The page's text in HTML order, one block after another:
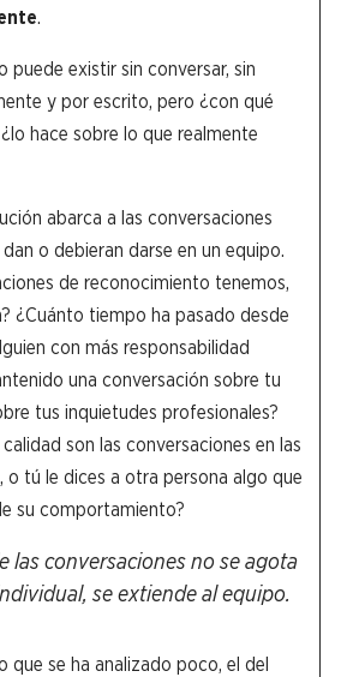
.
puede existir sin conversar, sin
y por escrito, pero ¿con qué
hace sobre lo que realmente
abarca a las conversaciones
o debieran darse en un equipo.
de reconocimiento tenemos,
¿Cuánto tiempo ha pasado desde
con más responsabilidad
una conversación sobre tu
tus inquietudes profesionales?
son las conversaciones en las
o tú le dices a otra persona algo que
su comportamiento?
las conversaciones no se agota
se extiende al equipo.
que se ha analizado poco, el del